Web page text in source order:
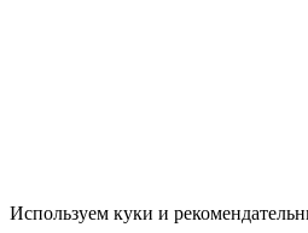
Используем куки и